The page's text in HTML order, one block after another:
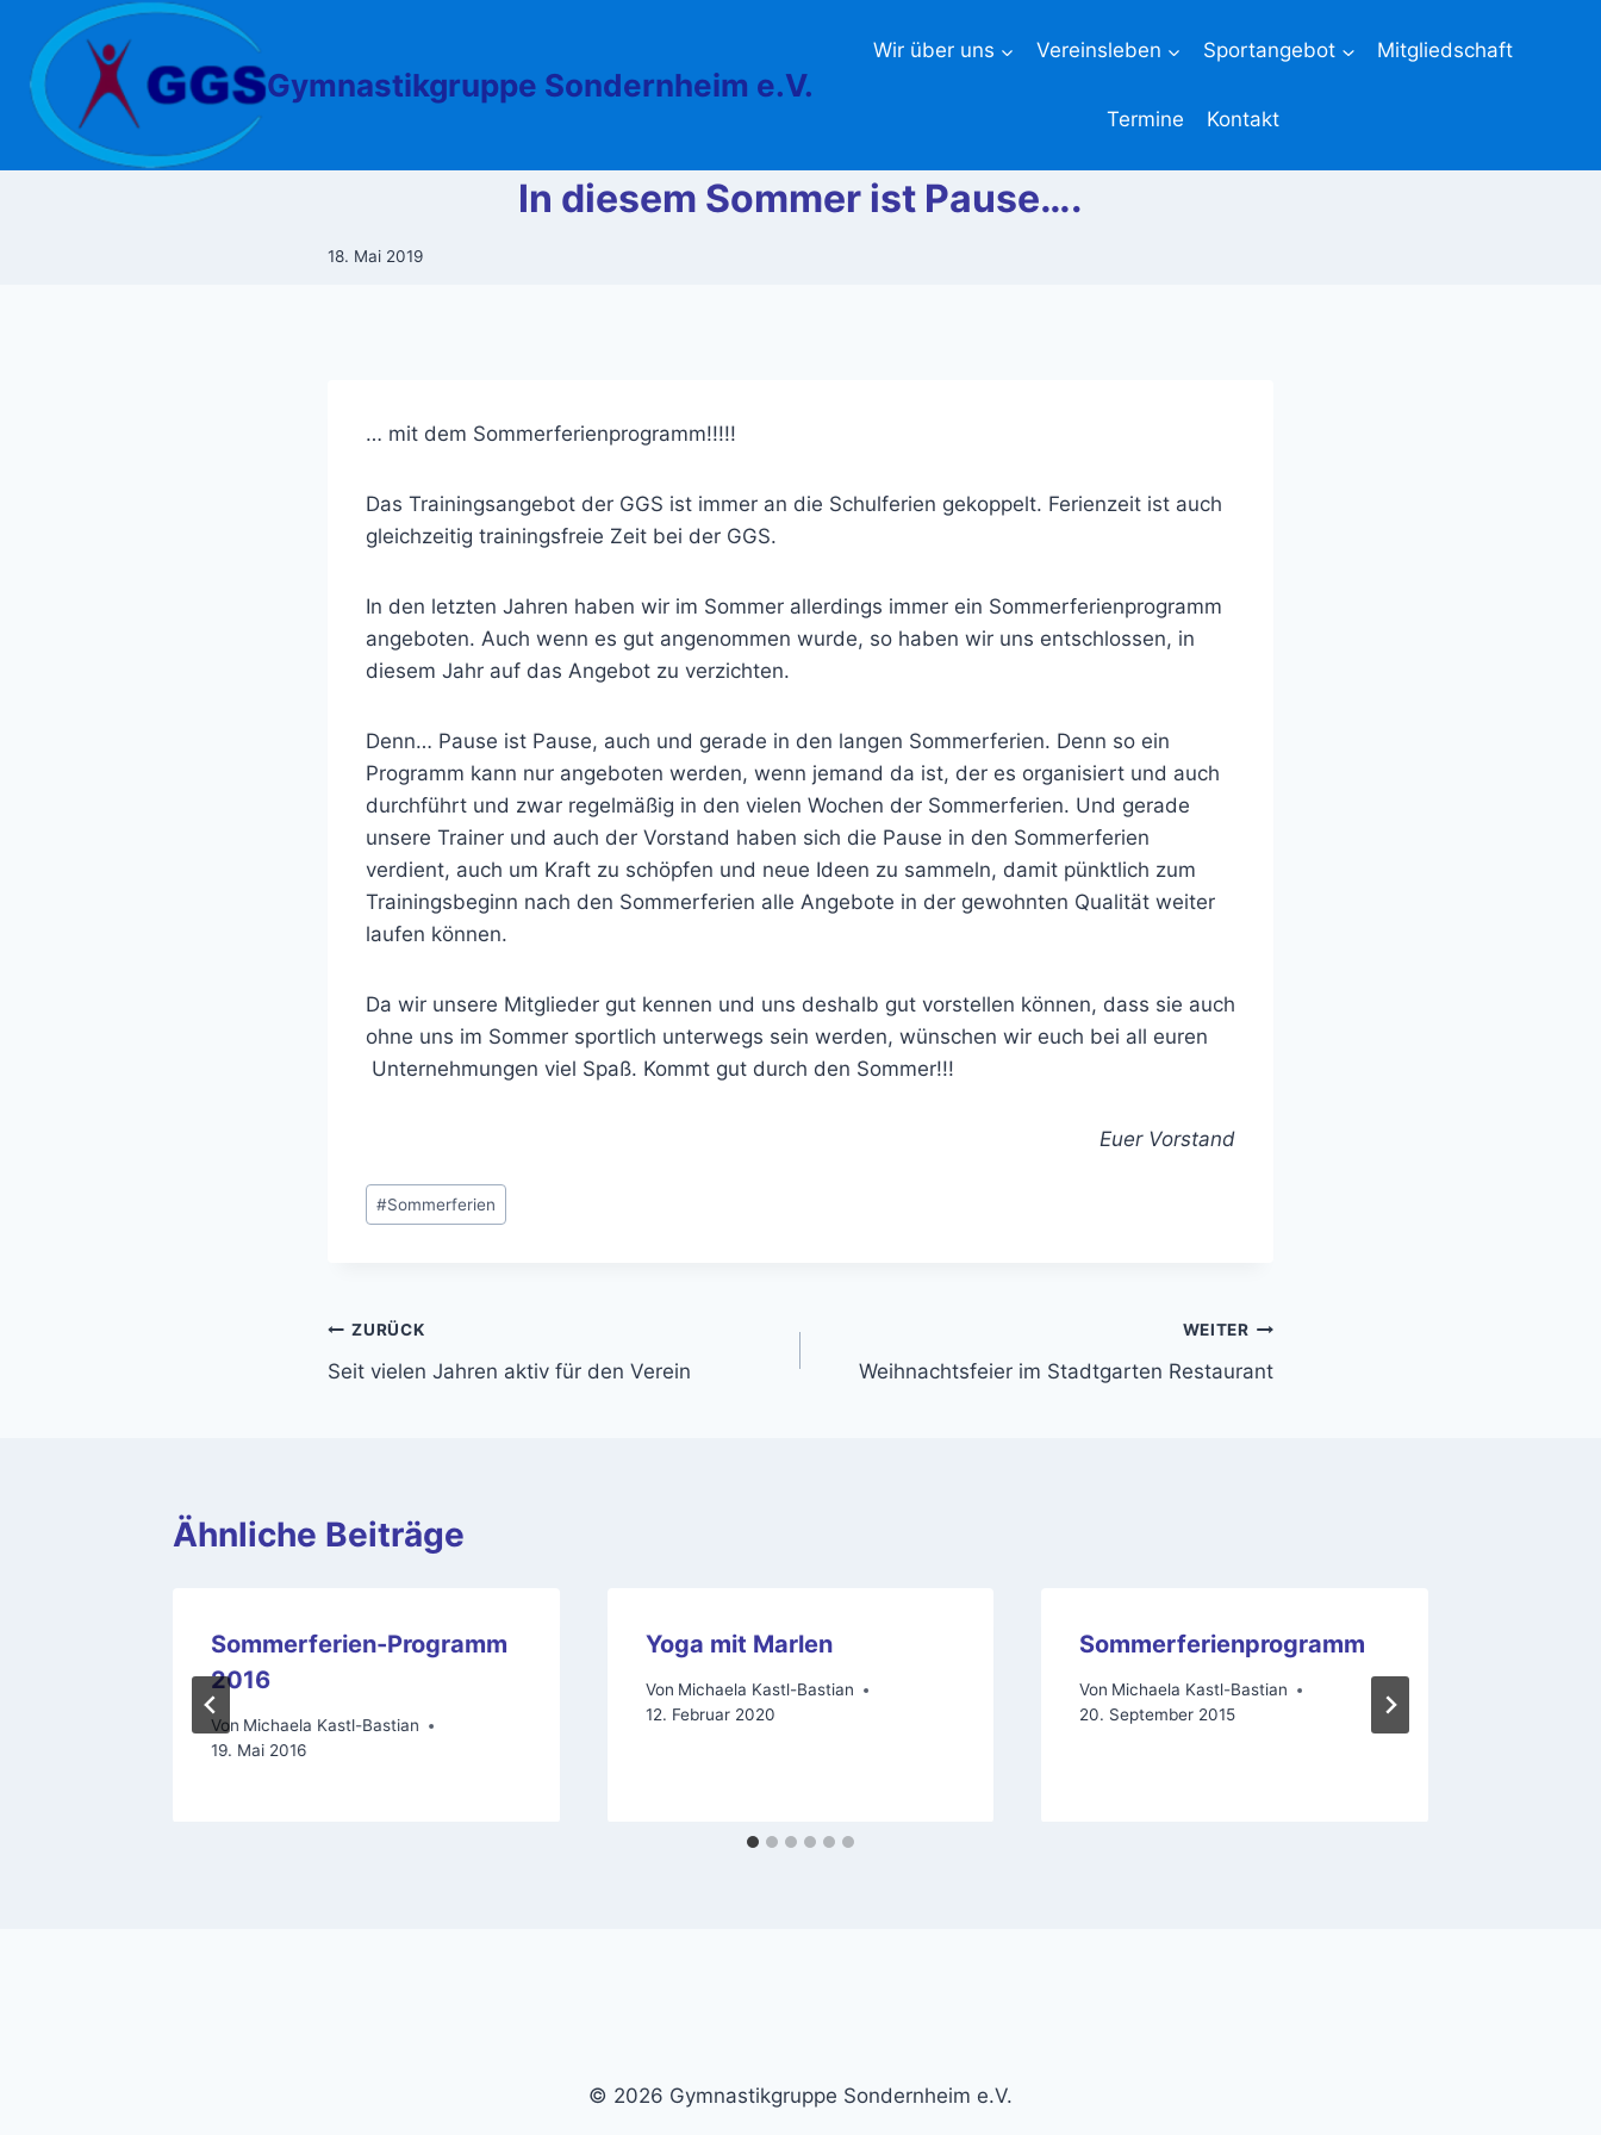
Inhalt
springen
Gymnastikgruppe Sondernheim e.V.
Wir über uns Vereinsleben Sportangebot Mitgliedschaft
Termine Kontakt
In diesem Sommer ist Pause….
18. Mai 2019
… mit dem Sommerferienprogramm!!!!!
Das Trainingsangebot der GGS ist immer an die Schulferien gekoppelt. Ferienzeit ist auch
gleichzeitig trainingsfreie Zeit bei der GGS.
In den letzten Jahren haben wir im Sommer allerdings immer ein Sommerferienprogramm
angeboten. Auch wenn es gut angenommen wurde, so haben wir uns entschlossen, in
diesem Jahr auf das Angebot zu verzichten.
Denn… Pause ist Pause, auch und gerade in den langen Sommerferien. Denn so ein
Programm kann nur angeboten werden, wenn jemand da ist, der es organisiert und auch
durchführt und zwar regelmäßig in den vielen Wochen der Sommerferien. Und gerade
unsere Trainer und auch der Vorstand haben sich die Pause in den Sommerferien
verdient, auch um Kraft zu schöpfen und neue Ideen zu sammeln, damit pünktlich zum
Trainingsbeginn nach den Sommerferien alle Angebote in der gewohnten Qualität weiter
laufen können.
Da wir unsere Mitglieder gut kennen und uns deshalb gut vorstellen können, dass sie auch
ohne uns im Sommer sportlich unterwegs sein werden, wünschen wir euch bei all euren
Unternehmungen viel Spaß. Kommt gut durch den Sommer!!!
Euer Vorstand
Schlagworte:
#Sommerferien
Beitragsnavigation
ZURÜCK
Seit vielen Jahren aktiv für den Verein
WEITER
Weihnachtsfeier im Stadtgarten Restaurant
Ähnliche Beiträge
Sommerferien-Programm
2016
Von Michaela Kastl-Bastian
19. Mai 2016
Yoga mit Marlen
Von Michaela Kastl-Bastian
12. Februar 2020
Sommerferienprogramm
Von Michaela Kastl-Bastian
20. September 2015
© 2026 Gymnastikgruppe Sondernheim e.V.